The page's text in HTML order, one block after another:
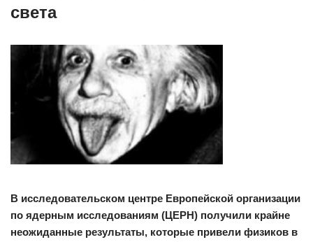
света
В исследовательском центре Европейской организации
по ядерным исследованиям (ЦЕРН) получили крайне
неожиданные результаты, которые привели физиков в